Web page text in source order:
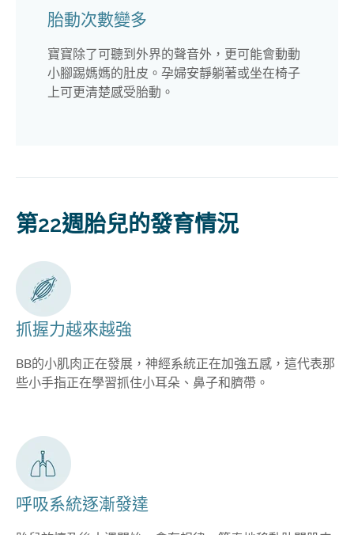
胎動次數變多
寶寶除了可聽到外界的聲音外，更可能會動動
小腳踢媽媽的肚皮。孕婦安靜躺著或坐在椅子
上可更清楚感受胎動。
第22週胎兒的發育情況
抓握力越來越強
BB的小肌肉正在發展，神經系統正在加強五感，這代表那
些小手指正在學習抓住小耳朵、鼻子和臍帶。
呼吸系統逐漸發達